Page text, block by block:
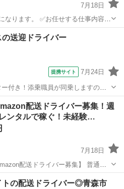
7月18日
せする仕事内容
法人への荷物配達をお願いしま
マイカーがなくても始められま
荷物
送迎ドライバー
提携サイト 7月24日
付き！添乗職員が同乗しますので
ービスを利用されるお客様の送迎
イエース)の運転、各種点検 ※乗
配送ドライバー募集！週
ンタルで稼ぐ！未経験…
7月18日
配送ドライバー募集】 普通免
」を応援します☆ 軽貨物配送で、
荷物中心） 週休2日制でプライベー
Amazon
トの配送ドライバー◎青森市